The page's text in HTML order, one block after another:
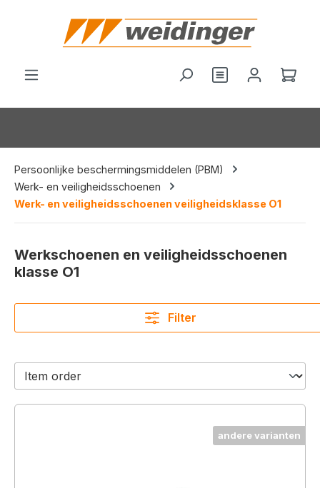
Je hebt 0 items
Persoonlijke beschermingsmiddelen (PBM)
Werk- en veiligheidsschoenen
Werk- en veiligheidsschoenen veiligheidsklasse O1
Werkschoenen en veiligheidsschoenen
klasse O1
Filter
andere varianten